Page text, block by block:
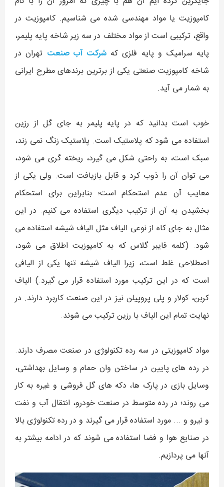
کامپوزیت یا مواد مهندسی شده می شناسیم. کامپوزیت در
واقع، ترکیبی است از مواد مختلف در سه زیر شاخه پایه پلیمر،‌
پایه سرامیک و پایه فلزی که شرکت آب صنعتتهران در
شاخه کامپوزیت صنعتی یکی از برترین برندهای مطرح ایرانی
به شمار می آید.
خوب است بدانید که در پایه پلیمر به جای گل از رزین
استفاده می شود که پلاستیک است. پلاستیک زنگ نمی زند،
سبک است، به راحتی شکل می گیرد،‌ ریخته گری می شود،
می توان آن را ذوب کرد و قابل بازیافت است. ولی یکی از
معایب آن عدم استحکام است؛ بنابراین برای استحکام
بخشیدن به آن از ترکیب دیگری استفاده می کنیم. در این
مثال به جای کاه از نوعی الیاف مثل الیاف شیشه استفاده می
شود. (کلمه فایبر گلاس که به کامپوزیت اطلاق می شود،
‌اصطلاحی غلط است، زیرا الیاف شیشه تنها یکی از الیافی
است که در این ترکیب مورد استفاده قرار می گیرد.) الیاف
کربن، کولار و پلی پروپیلن نیز در این صنعت کاربرد دارند. در
نهایت تمام این الیاف با رزین ترکیب می شوند.
مواد کامپوزیتی در سه رده تکنولوژی در صنعت مصرف دارند.
در رده های پایین در ساختن وان حمام و وسایل بهداشتی،
وسایل بازی در پارک ها، دکه های گل فروشی و غیره به کار
می روند؛ در رده متوسط در صنعت خودرو، انتقال آب و نفت
و نیرو و ... مورد استفاده قرار می گیرند و در رده تکنولوژی بالا
در صنایع هوا و فضا استفاده می شوند که در ادامه بیشتر به
آنها می پردازیم.